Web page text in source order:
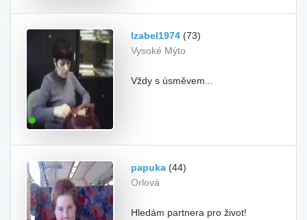
Izabel1974 (73)
Vysoké Mýto
Vždy s úsměvem...
papuka (44)
Orlová
Hledám partnera pro život!